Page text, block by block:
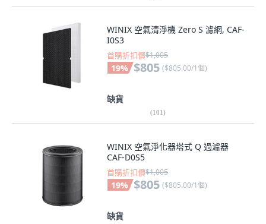
WINIX 空氣清淨機 Zero S 濾網, CAF-
I0S3
首購折扣價$1,005
19% $805 ($805.00/1個)
缺貨
(101)
WINIX 空氣淨化器塔式 Q 過濾器
CAF-D0S5
首購折扣價$1,005
19% $805 ($805.00/1個)
缺貨